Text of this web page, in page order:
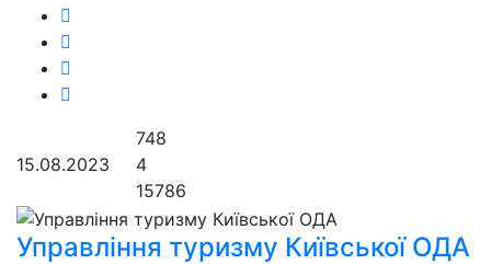
15.08.2023
748
4
15786
Управління туризму Київської ОДА